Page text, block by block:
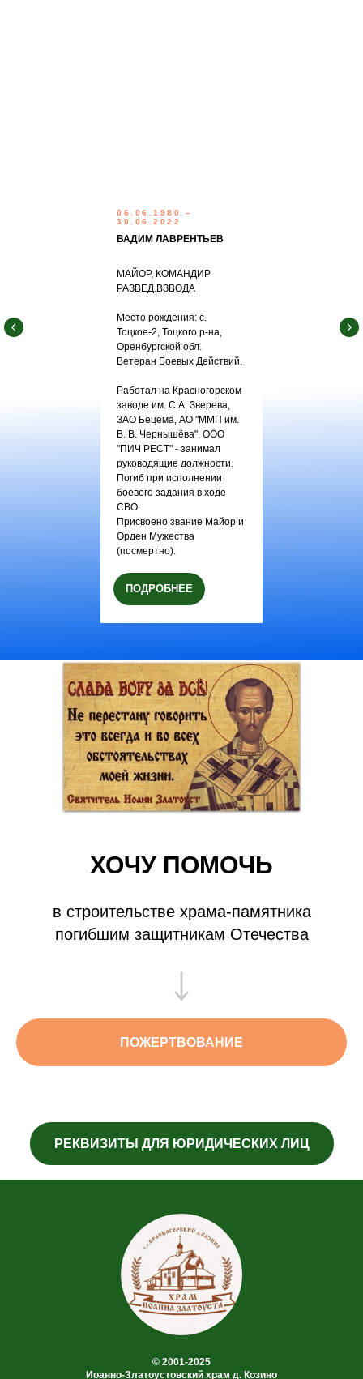
06.06.1980 –
30.06.2022
ВАДИМ ЛАВРЕНТЬЕВ
МАЙОР, КОМАНДИР
РАЗВЕД.ВЗВОДА
Место рождения: с.
Тоцкое-2, Тоцкого р-на,
Оренбургской обл.
Ветеран Боевых Действий.
Работал на Красногорском
заводе им. С.А. Зверева,
ЗАО Бецема, АО "ММП им.
В. В. Чернышёва", ООО
"ПИЧ РЕСТ" - занимал
руководящие должности.
Погиб при исполнении
боевого задания в ходе
СВО.
Присвоено звание Майор и
Орден Мужества
(посмертно).
ПОДРОБНЕЕ
ХОЧУ ПОМОЧЬ
в строительстве храма-памятника
погибшим защитникам Отечества
ПОЖЕРТВОВАНИЕ
РЕКВИЗИТЫ ДЛЯ ЮРИДИЧЕСКИХ ЛИЦ
© 2001-2025
Иоанно-Златоустовский храм д. Козино